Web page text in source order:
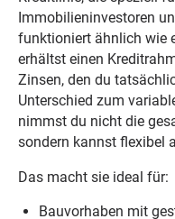
Immobilieninvestoren
funktioniert ähnlich wie
erhältst einen
Zinsen, den du
Unterschied zum
nimmst du nicht die
sondern kannst flexibel
Das macht sie ideal für:
Bauvorhaben mit